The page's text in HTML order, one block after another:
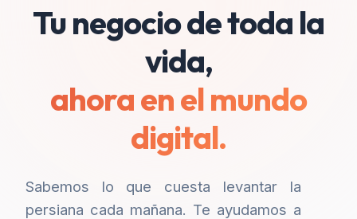
Tu negocio de toda la
vida,
ahora en el mundo
digital.
Sabemos lo que cuesta levantar la
persiana cada mañana. Te ayudamos a